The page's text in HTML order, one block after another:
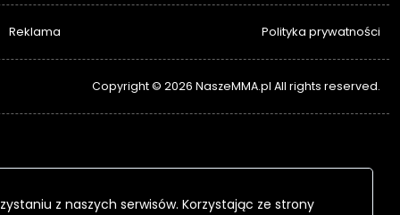
Reklama Polityka prywatności
Copyright © 2026 NaszeMMA.pl All rights reserved.
z naszych serwisów. Korzystając ze strony